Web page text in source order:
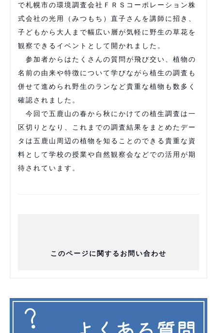
で札幌市の環境調査会社ＦＲＳコーポレーション株
式会社の光用（みつもち）直子さんを講師に招き、
子どもから大人まで幅広い層が気軽に野生の草花を
観察できるイベントとして開かれました。
参加者からはたくさんの質問が飛び交い、植物の
名前の由来や特徴について学びながら植生の調査も
併せて進められ野生のランなど貴重な植物も数多く
確認されました。
今回で五鹿山の春から秋にかけての植生調査は一
区切りとなり、これまでの調査結果をまとめたデー
タは五鹿山周辺の植物を知ることのできる貴重な資
料として学校の授業や自然観察会などでの活用が期
待されています。
このページに関するお問い合わせ